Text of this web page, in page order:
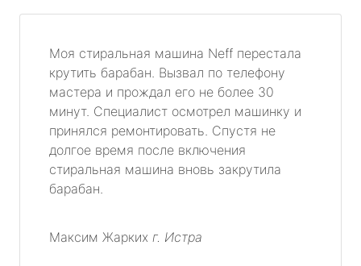
Моя стиральная машина Neff перестала
крутить барабан. Вызвал по телефону
мастера и прождал его не более 30
минут. Специалист осмотрел машинку и
принялся ремонтировать. Спустя не
долгое время после включения
стиральная машина вновь закрутила
барабан.
Максим Жарких г. Истра